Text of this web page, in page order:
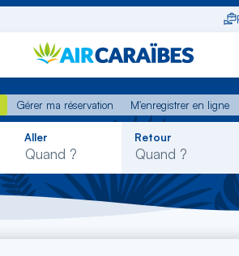
Gérer ma réservation M'enregistrer en ligne
Gérer ma réservation M'enregistrer en ligne
Rechercher
dans
liste
Aller Retour